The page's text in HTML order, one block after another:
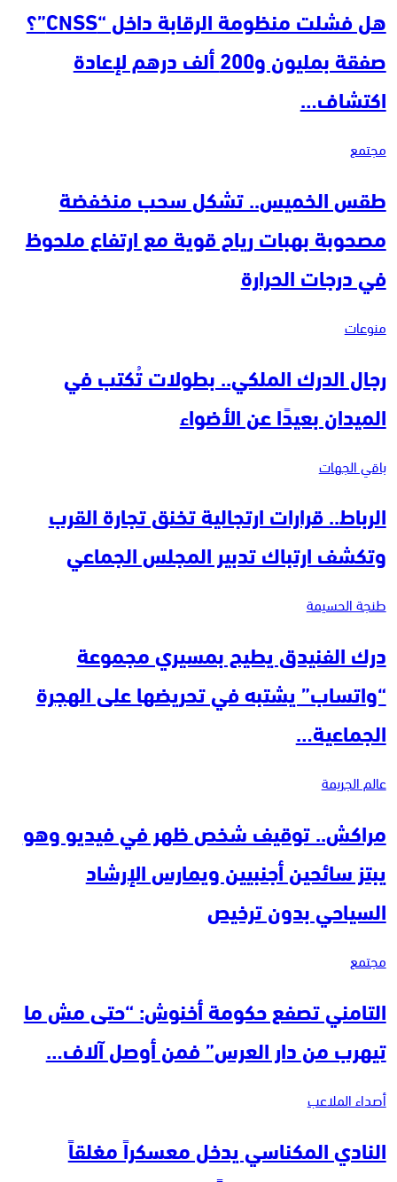
هل فشلت منظومة الرقابة داخل “CNSS”؟
صفقة بمليون و200 ألف درهم لإعادة
اكتشاف…
مجتمع
طقس الخميس.. تشكل سحب منخفضة
مصحوبة بهبات رياح قوية مع ارتفاع ملحوظ
في درجات الحرارة
منوعات
رجال الدرك الملكي.. بطولات تُكتب في
الميدان بعيدًا عن الأضواء
باقي الجهات
الرباط.. قرارات ارتجالية تخنق تجارة القرب
وتكشف ارتباك تدبير المجلس الجماعي
طنجة الحسيمة
درك الفنيدق يطيح بمسيري مجموعة
“واتساب” يشتبه في تحريضها على الهجرة
الجماعية…
عالم الجريمة
مراكش.. توقيف شخص ظهر في فيديو وهو
يبتز سائحين أجنبيين ويمارس الإرشاد
السياحي بدون ترخيص
مجتمع
التامني تصفع حكومة أخنوش: “حتى مش ما
تيهرب من دار العرس” فمن أوصل آلاف…
أصداء الملاعب
النادي المكناسي يدخل معسكراً مغلقاً